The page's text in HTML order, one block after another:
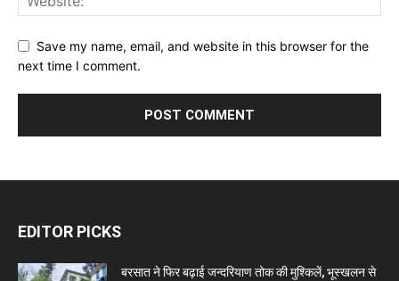
Save my name, email, and website in this browser for the
next time I comment.
EDITOR PICKS
बरसात ने फिर बढ़ाई जन्दरियाण तोक की मुश्किलें, भूस्खलन से